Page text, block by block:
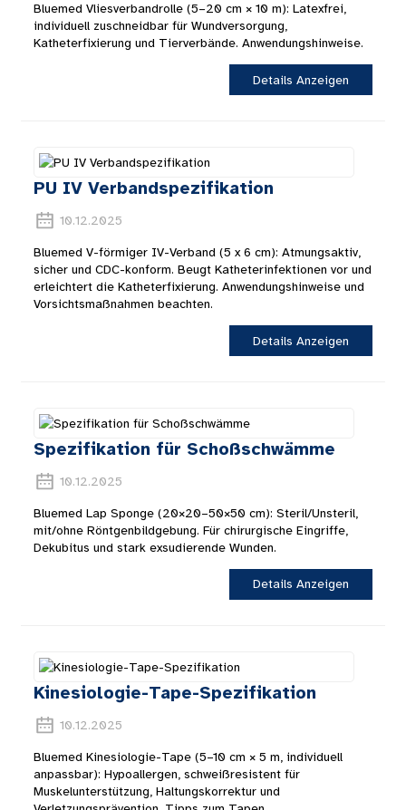
Bluemed ​​Vliesverbandrolle (5–20 cm × 10 m): Latexfrei,
individuell zuschneidbar für Wundversorgung,
Katheterfixierung und Tierverbände. Anwendungshinweise.
Details Anzeigen
PU IV Verbandspezifikation
10.12.2025
Bluemed ​​V-förmiger IV-Verband (5 x 6 cm): Atmungsaktiv,
sicher und CDC-konform. Beugt Katheterinfektionen vor und
erleichtert die Katheterfixierung. Anwendungshinweise und
Vorsichtsmaßnahmen beachten.
Details Anzeigen
Spezifikation für Schoßschwämme
10.12.2025
Bluemed ​​Lap Sponge (20×20–50×50 cm): Steril/Unsteril,
mit/ohne Röntgenbildgebung. Für chirurgische Eingriffe,
Dekubitus und stark exsudierende Wunden.
Details Anzeigen
Kinesiologie-Tape-Spezifikation
10.12.2025
Bluemed ​​Kinesiologie-Tape (5–10 cm × 5 m, individuell
anpassbar): Hypoallergen, schweißresistent für
Muskelunterstützung, Haltungskorrektur und